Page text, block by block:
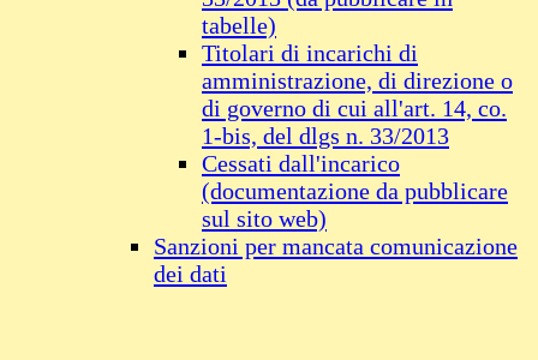
tabelle)
Titolari di incarichi di
amministrazione, di direzione o
di governo di cui all'art. 14, co.
1-bis, del dlgs n. 33/2013
Cessati dall'incarico
(documentazione da pubblicare
sul sito web)
Sanzioni per mancata comunicazione
dei dati